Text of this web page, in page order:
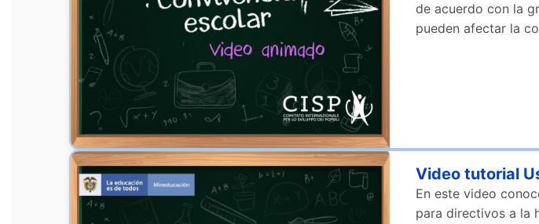
de acuerdo con la
pueden afectar la
Video tutorial
En este video
para directivos a la